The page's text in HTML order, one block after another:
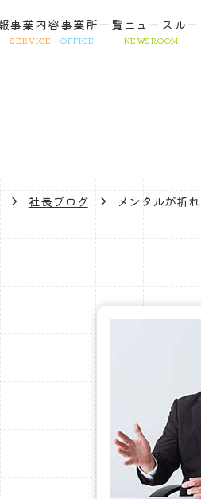
事業内容
SERVICE
事業所一覧
OFFICE
ニュースル
NEWSROOM
社長ブログ メンタルが折